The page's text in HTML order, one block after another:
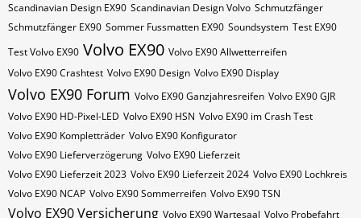
Scandinavian Design EX90 Scandinavian Design Volvo Schmutzfänger
Schmutzfänger EX90 Sommer Fussmatten EX90 Soundsystem Test EX90
Test Volvo EX90 Volvo EX90 Volvo EX90 Allwetterreifen
Volvo EX90 Crashtest Volvo EX90 Design Volvo EX90 Display
Volvo EX90 Forum Volvo EX90 Ganzjahresreifen Volvo EX90 GJR
Volvo EX90 HD-Pixel-LED Volvo EX90 HSN Volvo EX90 im Crash Test
Volvo EX90 Kompletträder Volvo EX90 Konfigurator
Volvo EX90 Lieferverzögerung Volvo EX90 Lieferzeit
Volvo EX90 Lieferzeit 2023 Volvo EX90 Lieferzeit 2024 Volvo EX90 Lochkreis
Volvo EX90 NCAP Volvo EX90 Sommerreifen Volvo EX90 TSN
Volvo EX90 Versicherung Volvo EX90 Wartesaal Volvo Probefahrt